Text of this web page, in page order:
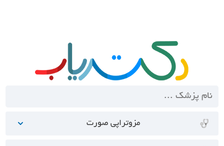
مزوتراپی صورت